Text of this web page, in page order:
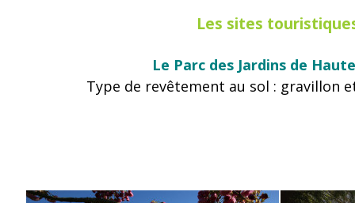
Les sites
Le Parc des Jardins de
Type de revêtement au sol : gravillon